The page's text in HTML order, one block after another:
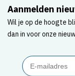
Aanmelden
Wil je op de hoogte
dan in voor onze